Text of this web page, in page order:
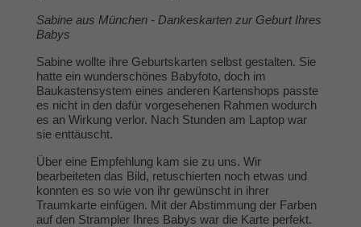
Sabine aus München - Dankeskarten zur Geburt Ihres
Babys
Sabine wollte ihre Geburtskarten selbst gestalten. Sie
hatte ein wunderschönes Babyfoto, doch im
Baukastensystem eines anderen Kartenshops passte
es nicht in den dafür vorgesehenen Rahmen wodurch
es an Wirkung verlor. Nach Stunden am Laptop war
sie enttäuscht.
Über eine Empfehlung kam sie zu uns. Wir
bearbeiteten das Bild, retuschierten noch etwas und
konnten es so wie von ihr gewünscht in ihrer
Traumkarte einfügen. Mit der Abstimmung der Farben
auf den Strampler Ihres Babys war die Karte perfekt.